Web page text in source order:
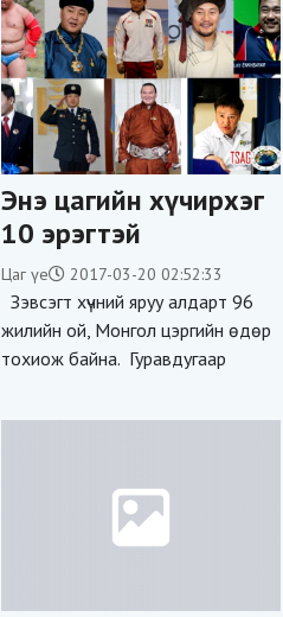
Энэ цагийн хүчирхэг
10 эрэгтэй
Цаг үе 2017-03-20 02:52:33
Зэвсэгт хүчний яруу алдарт 96
жилийн ой, Монгол цэргийн өдөр
тохиож байна. Гуравдугаар